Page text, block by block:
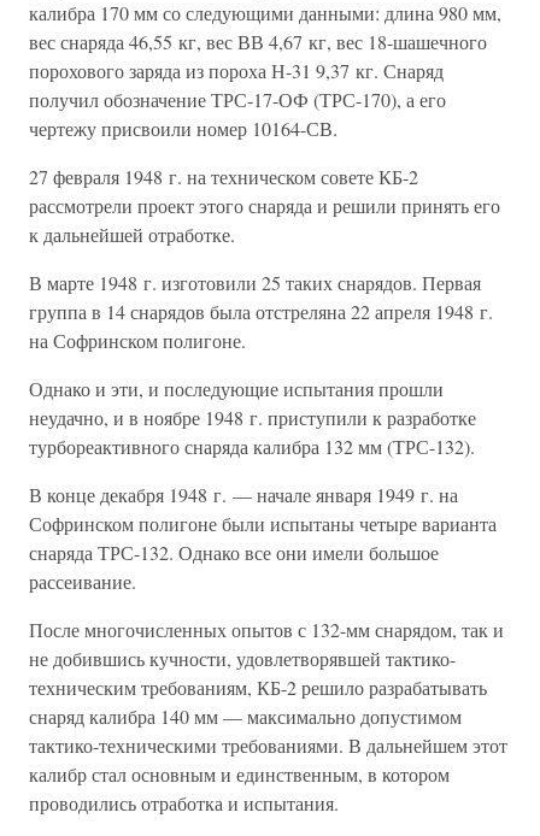
калибра 170 мм со следующими данными: длина 980 мм,
вес снаряда 46,55 кг, вес ВВ 4,67 кг, вес 18-шашечного
порохового заряда из пороха Н-31 9,37 кг. Снаряд
получил обозначение ТРС-17-ОФ (ТРС-170), а его
чертежу присвоили номер 10164-СВ.
27 февраля 1948 г. на техническом совете КБ-2
рассмотрели проект этого снаряда и решили принять его
к дальнейшей отработке.
В марте 1948 г. изготовили 25 таких снарядов. Первая
группа в 14 снарядов была отстреляна 22 апреля 1948 г.
на Софринском полигоне.
Однако и эти, и последующие испытания прошли
неудачно, и в ноябре 1948 г. приступили к разработке
турбореактивного снаряда калибра 132 мм (ТРС-132).
В конце декабря 1948 г. — начале января 1949 г. на
Софринском полигоне были испытаны четыре варианта
снаряда ТРС-132. Однако все они имели большое
рассеивание.
После многочисленных опытов с 132-мм снарядом, так и
не добившись кучности, удовлетворявшей тактико-
техническим требованиям, КБ-2 решило разрабатывать
снаряд калибра 140 мм — максимально допустимом
тактико-техническими требованиями. В дальнейшем этот
калибр стал основным и единственным, в котором
проводились отработка и испытания.